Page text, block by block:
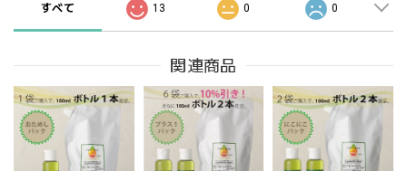
すべて 13 0 0
関連商品